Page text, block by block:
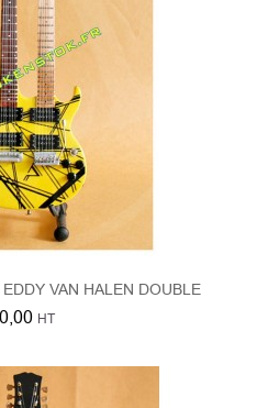
VAN HALEN DOUBLE
HT